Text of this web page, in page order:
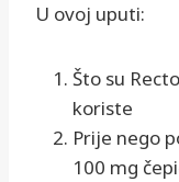
U ovoj uputi:
Što su
koriste
Prije nego
100 mg